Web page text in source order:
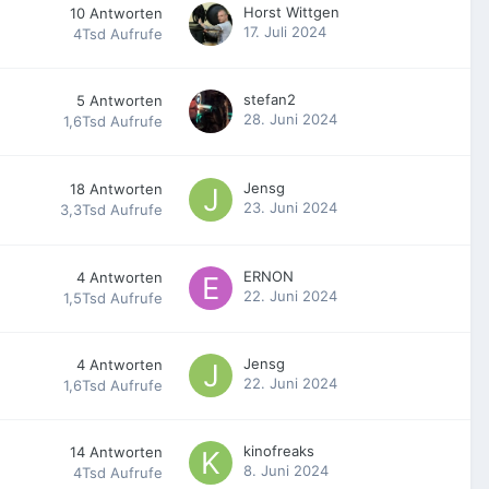
10 Antworten
4Tsd Aufrufe
Horst Wittgen
17. Juli 2024
5 Antworten
1,6Tsd Aufrufe
stefan2
28. Juni 2024
18 Antworten
3,3Tsd Aufrufe
Jensg
23. Juni 2024
4 Antworten
1,5Tsd Aufrufe
ERNON
22. Juni 2024
4 Antworten
1,6Tsd Aufrufe
Jensg
22. Juni 2024
14 Antworten
4Tsd Aufrufe
kinofreaks
8. Juni 2024